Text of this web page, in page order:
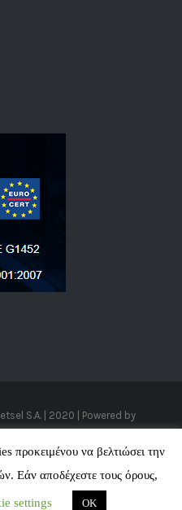
S.A. | 2020 | Powered by
προκειμένου να βελτιώσει την
Εάν αποδέχεστε τους όρους,
settings OK